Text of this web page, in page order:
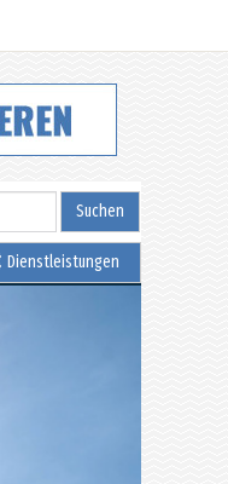
Suchen
Dienstleistungen